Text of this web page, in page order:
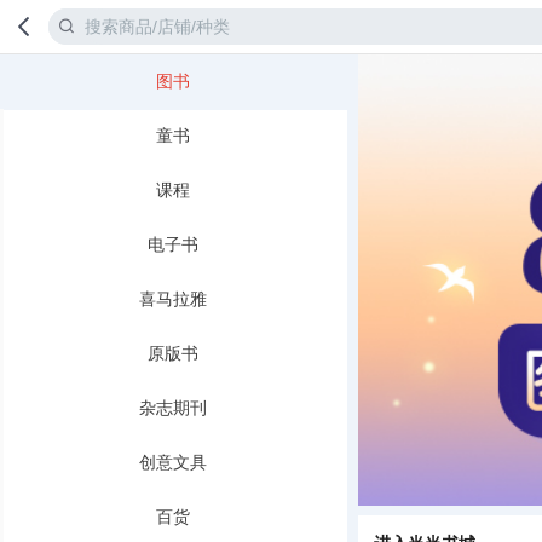
图书
童书
课程
电子书
喜马拉雅
原版书
杂志期刊
创意文具
百货